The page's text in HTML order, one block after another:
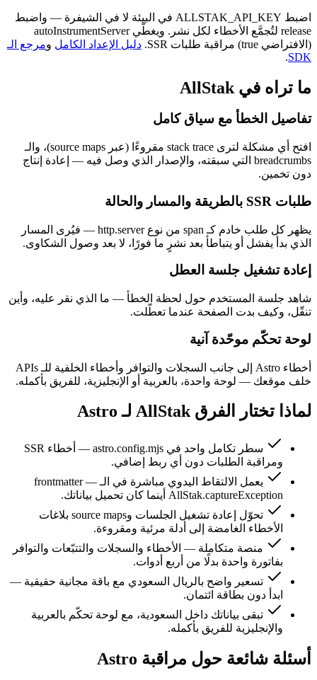
اضبط ALLSTAK_API_KEY في البيئة لا في الشيفرة — واضبط
release لتُجمَّع الأخطاء لكل نشر. ويغطّي autoInstrumentServer
(الافتراضي true) مراقبة طلبات SSR.
دليل الإعداد الكامل ومرجع الـ
SDK
.
ما تراه في AllStak
تفاصيل الخطأ مع سياق كامل
افتح أي مشكلة لترى stack trace مقروءًا (عبر source maps)، والـ
breadcrumbs التي سبقته، والإصدار الذي وصل فيه — إعادة إنتاج
دون تخمين.
طلبات SSR بالطريقة والمسار والحالة
يظهر كل طلب خادم كـ span من نوع http.server — فيُرى المسار
الذي بدأ يفشل أو يتباطأ بعد نشرٍ ما فورًا، لا بعد وصول الشكاوى.
إعادة تشغيل جلسة العطل
شاهد جلسة المستخدم حول لحظة الخطأ — ما الذي نقر عليه، وأين
تنقّل، وكيف بدت الصفحة عندما تعطّلت.
لوحة تحكّم موحّدة آنية
أخطاء Astro إلى جانب السجلات والتوافر وأخطاء الخلفية للـ APIs
خلف موقعك — لوحة واحدة، بالعربية أو الإنجليزية، للفريق بأكمله.
لماذا تختار الفرق AllStak لـ Astro
سطر تكامل واحد في astro.config.mjs — أخطاء SSR
ومراقبة الطلبات دون أي ربط إضافي.
يعمل الالتقاط اليدوي مباشرة في الـ frontmatter —
AllStak.captureException أينما كان تحميل بياناتك.
تحوّل إعادة تشغيل الجلسات وsource maps بلاغات
الأخطاء الغامضة إلى أدلة مرئية ومقروءة.
منصة متكاملة — الأخطاء والسجلات والتتبّعات والتوافر
بفاتورة واحدة بدلًا من أربع أدوات.
تسعير واضح بالريال السعودي مع باقة مجانية حقيقية —
ابدأ دون بطاقة ائتمان.
تبقى بياناتك داخل السعودية، مع لوحة تحكّم بالعربية
والإنجليزية للفريق بأكمله.
أسئلة شائعة حول مراقبة Astro